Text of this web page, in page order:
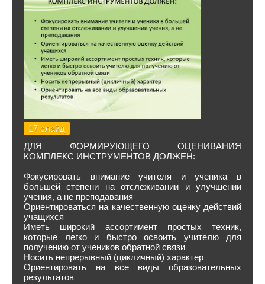
17 слайд
ДЛЯ ФОРМИРУЮЩЕГО ОЦЕНИВАНИЯ
КОМПЛЕКС ИНСТРУМЕНТОВ ДОЛЖЕН:
Фокусировать внимание учителя и ученика в
большей степени на отслеживании и улучшении
учения, а не преподавания
Ориентироваться на качественную оценку действий
учащихся
Иметь широкий ассортимент простых техник,
которые легко и быстро освоить учителю для
получению от учеников обратной связи
Носить непрерывный (цикличный) характер
Ориентировать на все виды образовательных
результатов